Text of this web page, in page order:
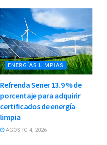
ENERGÍAS LIMPIAS
Refrenda Sener 13.9 % de
porcentaje para adquirir
certificados de energía
limpia
AGOSTO 4, 2026